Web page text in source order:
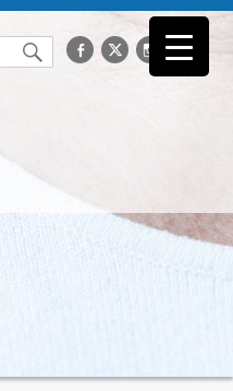
Buscarfacebook
Twitter